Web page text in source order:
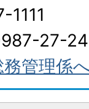
1111
27-
管理係